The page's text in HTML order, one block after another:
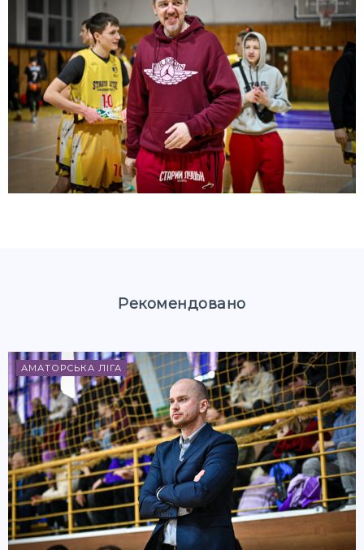
Рекомендовано
АМАТОРСЬКА ЛІГА